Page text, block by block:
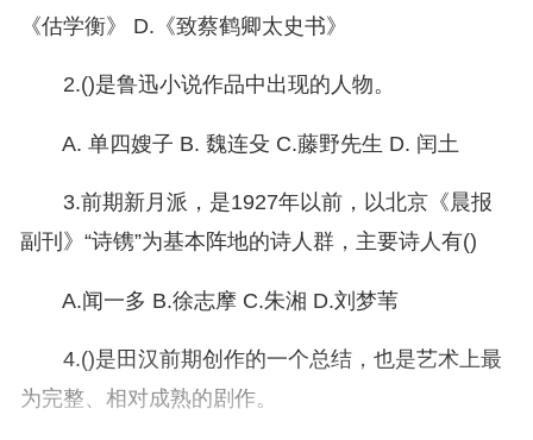
《估学衡》 D.《致蔡鹤卿太史书》
2.()是鲁迅小说作品中出现的人物。
A. 单四嫂子 B. 魏连殳 C.藤野先生 D. 闰土
3.前期新月派，是1927年以前，以北京《晨报
副刊》“诗镌”为基本阵地的诗人群，主要诗人有()
A.闻一多 B.徐志摩 C.朱湘 D.刘梦苇
4.()是田汉前期创作的一个总结，也是艺术上最
为完整、相对成熟的剧作。